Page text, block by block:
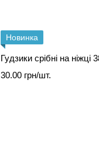
Новинка
Гудзики срібні на ніжці
30.00 грн/шт.